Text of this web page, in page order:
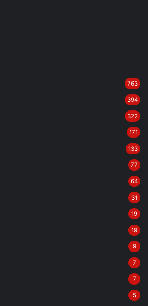
763
394
322
171
133
77
64
31
19
19
9
7
7
5